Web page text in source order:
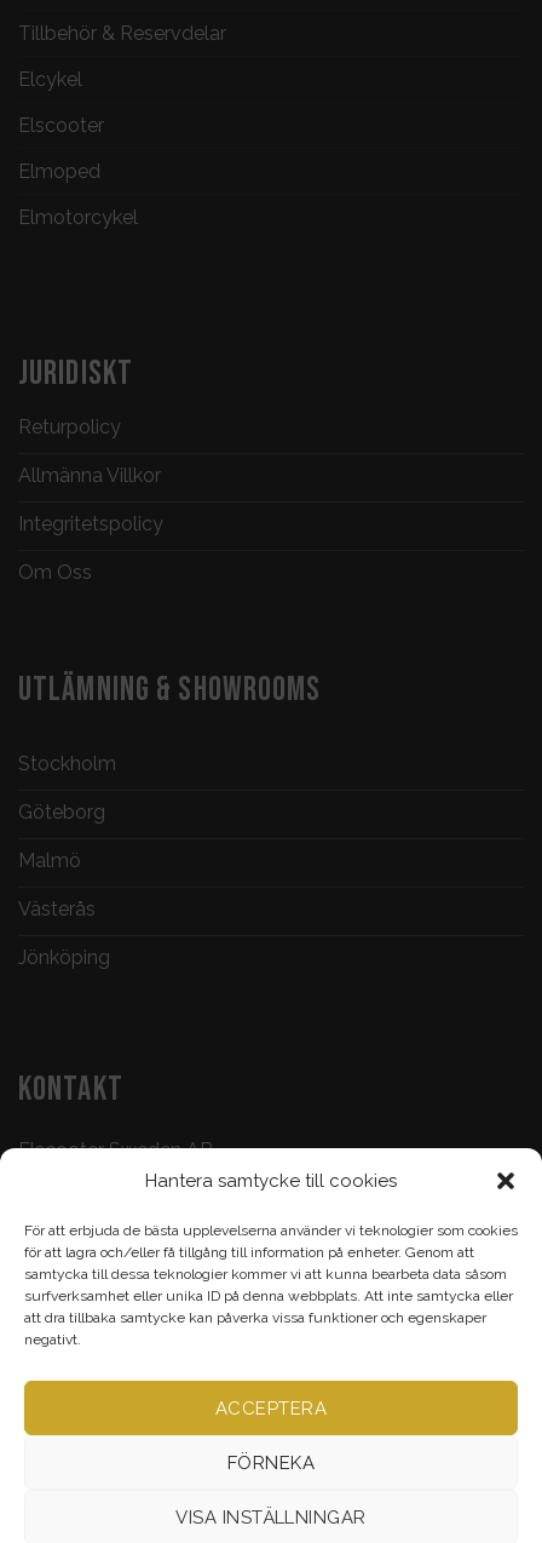
Hantera samtycke till cookies
För att erbjuda de bästa upplevelserna använder vi teknologier som cookies
för att lagra och/eller få tillgång till information på enheter. Genom att
samtycka till dessa teknologier kommer vi att kunna bearbeta data såsom
surfverksamhet eller unika ID på denna webbplats. Att inte samtycka eller
att dra tillbaka samtycke kan påverka vissa funktioner och egenskaper
negativt.
ACCEPTERA
FÖRNEKA
VISA INSTÄLLNINGAR
Tillbehör & Reservdelar
Elcykel
Elscooter
Elmoped
Elmotorcykel
JURIDISKT
Returpolicy
Allmänna Villkor
Integritetspolicy
Om Oss
UTLÄMNING & SHOWROOMS
Stockholm
Göteborg
Malmö
Västerås
Jönköping
KONTAKT
Elscooter Sweden AB
073-500 47 72
Köp & Frågor: 070-395 17 93
Epost:
info@elscootersweden.com
Brunnsgatan 7, Jönköping
Alla rättigheter bevarade ©Elscootersweden.com2026
TILLBEHÖR & RESERVDELAR ELCYKEL